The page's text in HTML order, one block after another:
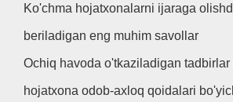
Ko'chma hojatxonalarni ijaraga
beriladigan eng muhim savollar
Ochiq havoda o'tkaziladigan tadbirlar
hojatxona odob-axloq qoidalari